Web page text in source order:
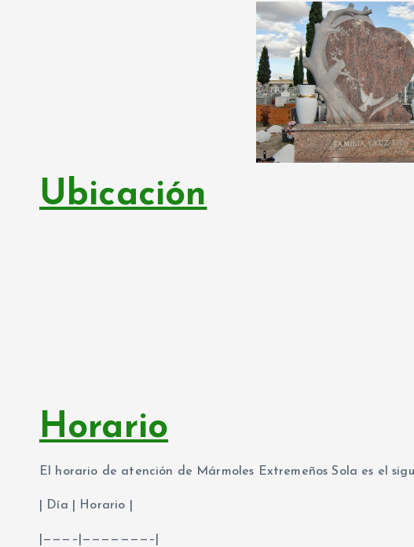
Ubicación
Horario
El horario de atención de Mármoles Extremeños Sola es el
| Día | Horario |
|———–|———————–|